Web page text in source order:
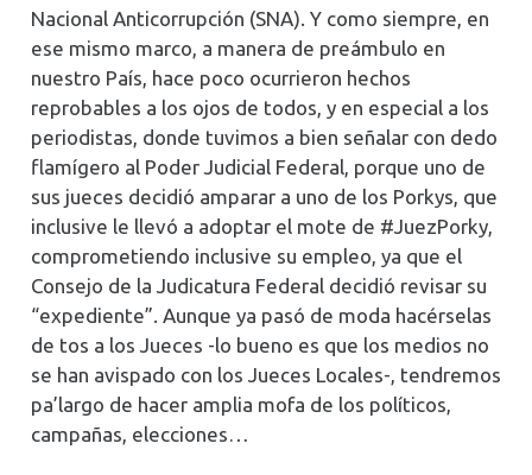
Nacional Anticorrupción (SNA). Y como siempre, en
ese mismo marco, a manera de preámbulo en
nuestro País, hace poco ocurrieron hechos
reprobables a los ojos de todos, y en especial a los
periodistas, donde tuvimos a bien señalar con dedo
flamígero al Poder Judicial Federal, porque uno de
sus jueces decidió amparar a uno de los Porkys, que
inclusive le llevó a adoptar el mote de #JuezPorky,
comprometiendo inclusive su empleo, ya que el
Consejo de la Judicatura Federal decidió revisar su
“expediente”. Aunque ya pasó de moda hacérselas
de tos a los Jueces -lo bueno es que los medios no
se han avispado con los Jueces Locales-, tendremos
pa’largo de hacer amplia mofa de los políticos,
campañas, elecciones…